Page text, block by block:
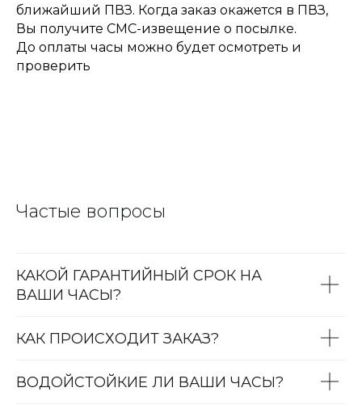
ближайший ПВЗ. Когда заказ окажется в ПВЗ,
Вы получите СМС-извещение о посылке.
До оплаты часы можно будет осмотреть и
проверить
Частые вопросы
КАКОЙ ГАРАНТИЙНЫЙ СРОК НА
ВАШИ ЧАСЫ?
КАК ПРОИСХОДИТ ЗАКАЗ?
ВОДОЙСТОЙКИЕ ЛИ ВАШИ ЧАСЫ?